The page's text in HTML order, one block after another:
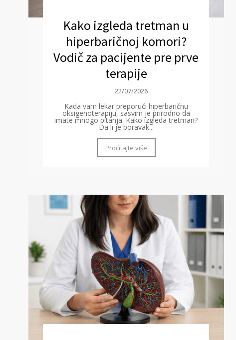
Kako izgleda tretman u
hiperbaričnoj komori?
Vodič za pacijente pre prve
terapije
22/07/2026
Kada vam lekar preporuči hiperbaričnu
oksigenoterapiju, sasvim je prirodno da
imate mnogo pitanja. Kako izgleda tretman?
Da li je boravak...
Pročitajte više